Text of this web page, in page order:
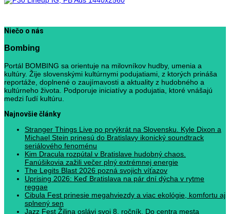
Niečo o nás
Bombing
Portál BOMBING sa orientuje na milovníkov hudby, umenia a
kultúry. Žije slovenskými kultúrnymi podujatiami, z ktorých prináša
reportáže, doplnené o zaujímavosti a aktuality z hudobného a
kultúrneho života. Podporuje iniciatívy a podujatia, ktoré vnášajú
medzi ľudí kultúru.
Najnovšie články
Stranger Things Live po prvýkrát na Slovensku. Kyle Dixon a
Michael Stein prinesú do Bratislavy ikonický soundtrack
seriálového fenoménu
Kim Dracula rozpútal v Bratislave hudobný chaos.
Fanúšikovia zažili večer plný extrémnej energie
The Legits Blast 2026 pozná svojich víťazov
Uprising 2026: Keď Bratislava na pár dní dýcha v rytme
reggae
Cibula Fest prinesie megahviezdy a viac ekológie, komfortu aj
splnený sen
Jazz Fest Žilina oslávi svoj 8. ročník. Do centra mesta